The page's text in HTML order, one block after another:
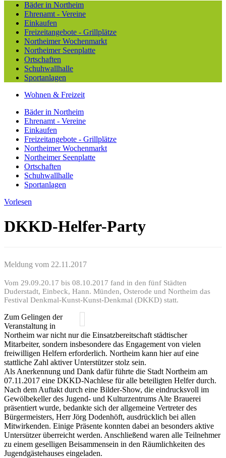
Bäder in Northeim
Ehrenamt - Vereine
Einkaufen
Freizeitangebote - Grillplätze
Northeimer Wochenmarkt
Northeimer Seenplatte
Ortschaften
Schuhwallhalle
Sportanlagen
Wohnen & Freizeit
Bäder in Northeim
Ehrenamt - Vereine
Einkaufen
Freizeitangebote - Grillplätze
Northeimer Wochenmarkt
Northeimer Seenplatte
Ortschaften
Schuhwallhalle
Sportanlagen
Vorlesen
DKKD-Helfer-Party
Meldung vom 22.11.2017
Vom 29.09.20.17 bis 08.10.2017 fand in den fünf Städten
Duderstadt, Einbeck, Hann. Münden, Osterode und Northeim das
Festival Denkmal-Kunst-Kunst-Denkmal (DKKD) statt.
Zum Gelingen der
Veranstaltung in
Northeim war nicht nur die Einsatzbereitschaft städtischer
Mitarbeiter, sondern insbesondere das Engagement von vielen
freiwilligen Helfern erforderlich. Northeim kann hier auf eine
stattliche Zahl aktiver Unterstützer stolz sein.
Als Anerkennung und Dank dafür führte die Stadt Northeim am
07.11.2017 eine DKKD-Nachlese für alle beteiligten Helfer durch.
Nach dem Auftakt durch eine Bilder-Show, die eindrucksvoll im
Gewölbekeller des Jugend- und Kulturzentrums Alte Brauerei
präsentiert wurde, bedankte sich der allgemeine Vertreter des
Bürgermeisters, Herr Jörg Dodenhöft, ausdrücklich bei allen
Mitwirkenden. Einige Präsente konnten dabei an besonders aktive
Untersützer überreicht werden. Anschließend waren alle Teilnehmer
zu einem geselligen Beisammensein in den Räumlichkeiten des
Jugendgästehauses eingeladen.